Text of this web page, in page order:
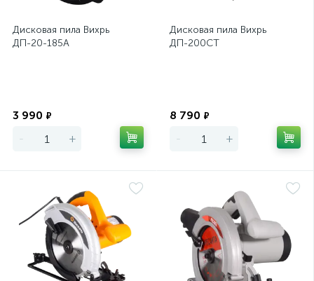
Дисковая пила Вихрь
ДП-20-185А
3 990 ₽
- +
Дисковая пила Вихрь
ДП-200СТ
8 790 ₽
- +